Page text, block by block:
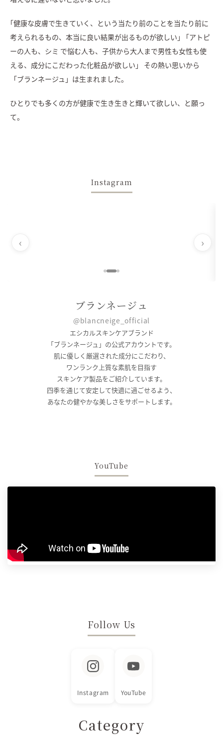
｢健康な皮膚で生きていく、という当たり前のことを当たり前に
考えられるもの、 本当に良い結果が出るものが欲しい」
｢アトピ
ーの人も、シミ で悩む人も、子供から大人まで男性も女性も使
える、 成分にこだわった化粧品が欲しい」 その熱い思いから
「ブランネージュ」は生まれました。
ひとりでも多くの方が健康で生き生きと輝いて欲しい、と願っ
て。
Instagram
‹ ›
ブランネージュ
@blancneige_official
エシカルスキンケアブランド
「ブランネージュ」の公式アカウントです。
肌に優しく厳選された成分にこだわり、
ワンランク上質な素肌を目指す
スキンケア製品をご紹介しています。
四季を通じて安定して快適に過ごせるよう、
あなたの健やかな美しさをサポートします。
YouTube
Follow Us
Instagram YouTube
Category